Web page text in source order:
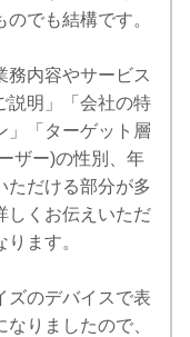
でも結構です。
務内容やサービス
説明」「会社の特
」「ターゲット層
ザー)の性別、年
ただける部分が多
しくお伝えいただ
ます。
ズのデバイスで表
りましたので、